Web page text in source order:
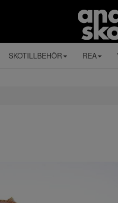
SKOTILLBEHÖR REA